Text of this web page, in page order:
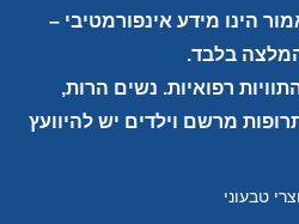
הינו מידע אינפורמטיבי –
בלבד.
רפואיות. נשים הרות,
מרשם וילדים יש להיוועץ
טבעוני